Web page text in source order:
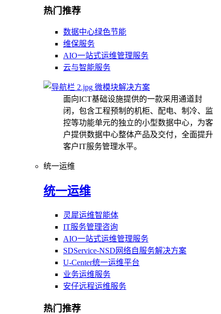
热门推荐
数据中心绿色节能
维保服务
AIO一站式运维管理服务
云与智能服务
微模块解决方案
面向ICT基础设施提供的一款采用通道封
闭，包含工程预制的机柜、配电、制冷、监
控等功能单元的独立的小型数据中心，为客
户提供数据中心整体产品及交付，全面提升
客户IT服务管理水平。
统一运维
统一运维
灵犀运维智能体
IT服务管理咨询
AIO一站式运维管理服务
SDService-NSD网络自服务解决方案
U-Center统一运维平台
业务运维服务
安仔远程运维服务
热门推荐